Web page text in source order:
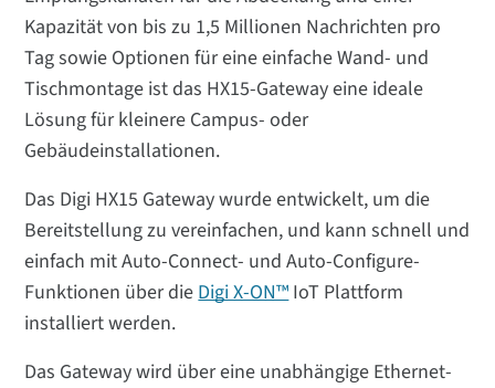
Kapazität von bis zu 1,5 Millionen Nachrichten pro
Tag sowie Optionen für eine einfache Wand- und
Tischmontage ist das HX15-Gateway eine ideale
Lösung für kleinere Campus- oder
Gebäudeinstallationen.
Das Digi HX15 Gateway wurde entwickelt, um die
Bereitstellung zu vereinfachen, und kann schnell und
einfach mit Auto-Connect- und Auto-Configure-
Funktionen über dieDigi X-ON™IoT Plattform
installiert werden.
Das Gateway wird über eine unabhängige Ethernet-